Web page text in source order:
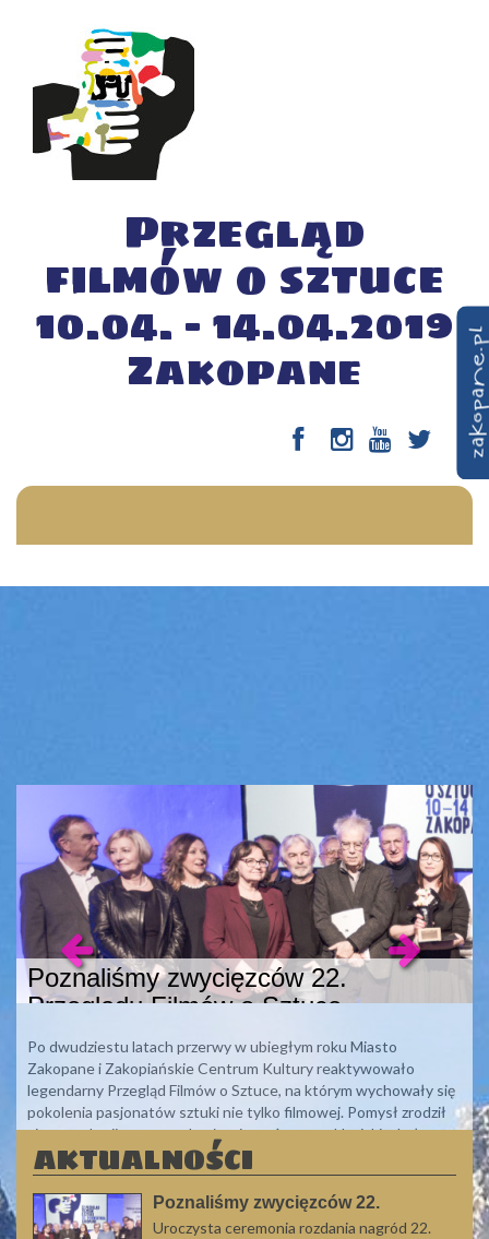
Przegląd
filmów o sztuce
10.04. – 14.04.2019
Zakopane
Poznaliśmy zwycięzców 22.
Przeglądu Filmów o Sztuce
Uroczysta ceremonia rozdania nagród 22. Przeglądu Filmów o Sztuce
dobiegła końca. Nagrodziliśmy na niej tegorocznych zwycięzców
cyklicznego festiwalu filmowego, który...
Po dwudziestu latach przerwy w ubiegłym roku Miasto
Zakopane i Zakopiańskie Centrum Kultury reaktywowało
legendarny Przegląd Filmów o Sztuce, na którym wychowały się
pokolenia pasjonatów sztuki nie tylko filmowej. Pomysł zrodził
się przy okazji powrotu do równie ważnego cyklu, jakim były
„Salony Marcowe”. Obie imprezy powróciły na kulturalną mapę
miasta w 2016 roku.
AKTUALNOŚCI
Poznaliśmy zwycięzców 22.
Przeglądu...
Uroczysta ceremonia rozdania nagród 22.